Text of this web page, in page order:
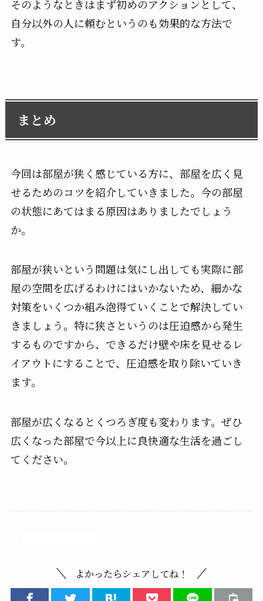
そのようなときはまず初めのアクションとして、
自分以外の人に頼むというのも効果的な方法で
す。
まとめ
今回は部屋が狭く感じている方に、部屋を広く見
せるためのコツを紹介していきました。今の部屋
の状態にあてはまる原因はありましたでしょう
か。
部屋が狭いという問題は気にし出しても実際に部
屋の空間を広げるわけにはいかないため、細かな
対策をいくつか組み泡得ていくことで解決してい
きましょう。特に狭さというのは圧迫感から発生
するものですから、できるだけ壁や床を見せるレ
イアウトにすることで、圧迫感を取り除いていき
ます。
部屋が広くなるとくつろぎ度も変わります。ぜひ
広くなった部屋で今以上に良快適な生活を過ごし
てください。
よかったらシェアしてね！